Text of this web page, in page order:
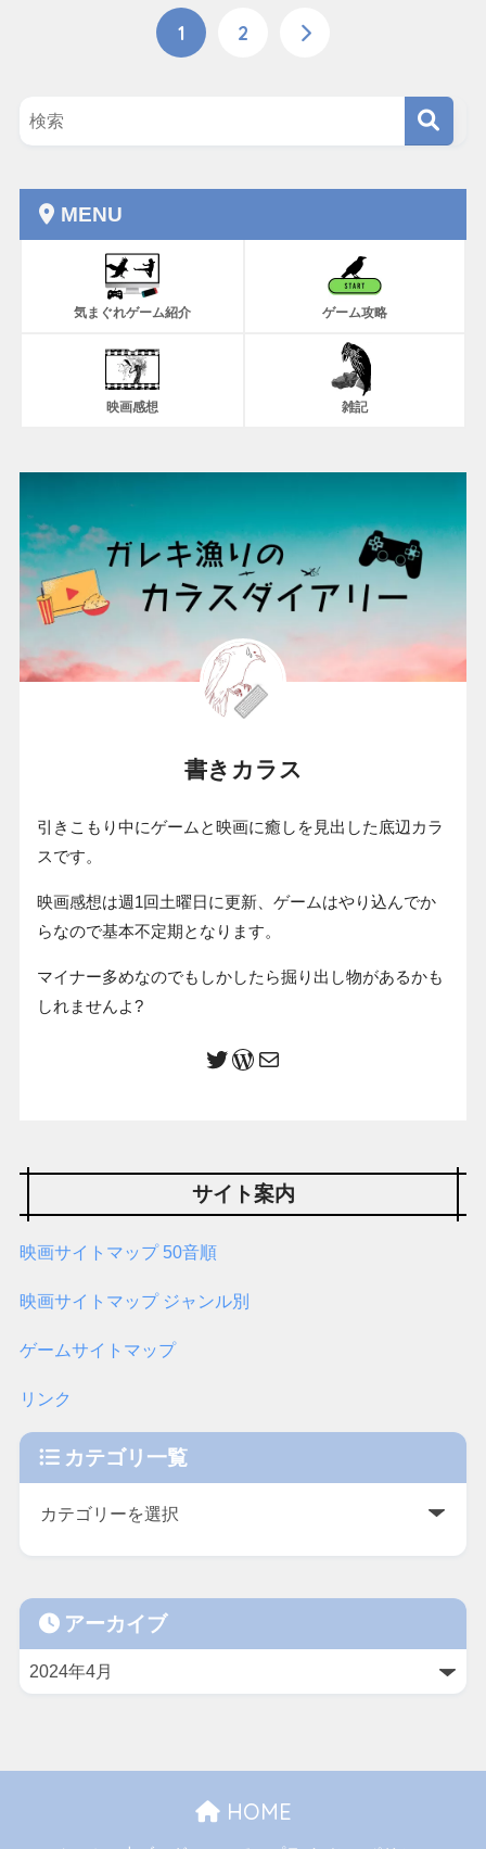
1 2
MENU
気まぐれゲーム紹介 ゲーム攻略
映画感想 雑記
書きカラス
引きこもり中にゲームと映画に癒しを見出した底辺カラ
スです。
映画感想は週1回土曜日に更新、ゲームはやり込んでか
らなので基本不定期となります。
マイナー多めなのでもしかしたら掘り出し物があるかも
しれませんよ?
サイト案内
映画サイトマップ 50音順
映画サイトマップ ジャンル別
ゲームサイトマップ
リンク
カテゴリ一覧
アーカイブ
HOME